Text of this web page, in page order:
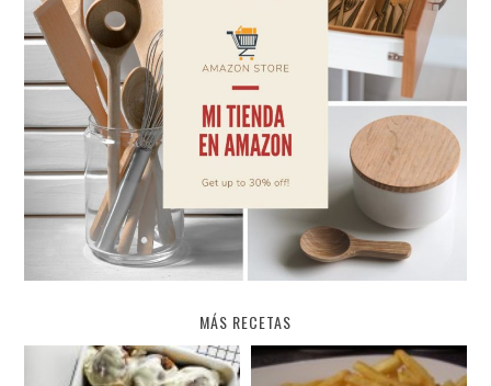
MÁS RECETAS